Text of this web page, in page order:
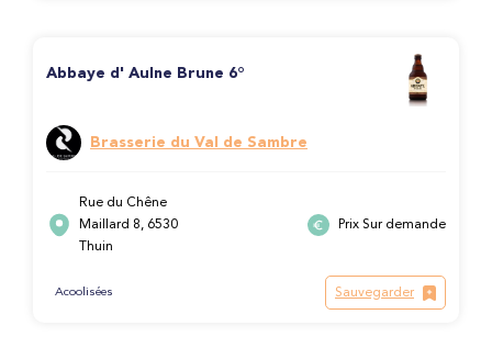
Abbaye d' Aulne Brune 6°
Brasserie du Val de Sambre
Rue du Chêne
Maillard 8, 6530
Thuin
Prix Sur demande
Acoolisées Sauvegarder